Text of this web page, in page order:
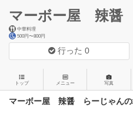
マーボー屋 辣醤
中華料理
500円〜800円
行った0
トップ メニュー 写真
マーボー屋 辣醤 らーじゃんの